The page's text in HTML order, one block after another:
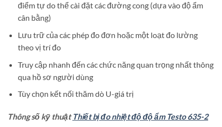
điểm tự do thể cài đặt các đường cong (dựa vào độ ẩm
cân bằng)
Lưu trữ của các phép đo đơn hoặc một loạt đo lường
theo vị trí đo
Truy cập nhanh đến các chức năng quan trọng nhất thông
qua hồ sơ người dùng
Tùy chọn kết nối thăm dò U-giá trị
Thông số kỹ thuậtThiết bị đo nhiệt độ độ ẩm Testo 635-2